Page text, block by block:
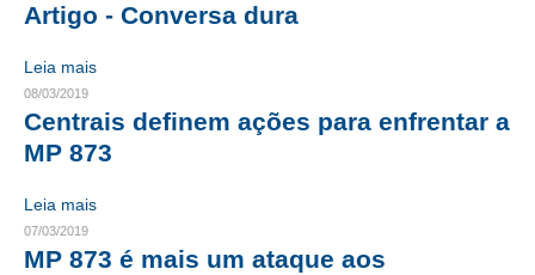
CONTRIBUIÇÃO SINDICAL URBANA
REVISÃO DE APOSENTADORIA
FGTS EXPURGOS
LEGISLAÇÃO
Artigo - Conversa dura
Leia mais
08/03/2019
Centrais definem ações para enfrentar a
MP 873
Leia mais
07/03/2019
MP 873 é mais um ataque aos